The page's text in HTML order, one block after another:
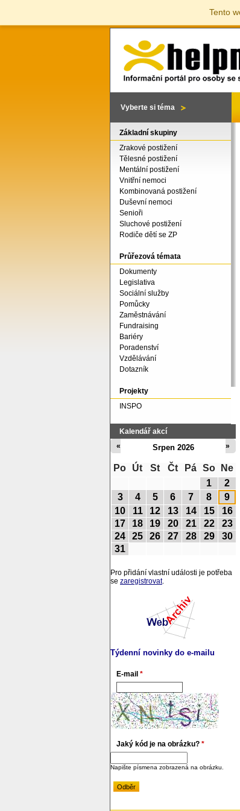
Tento
Vyberte si téma
Základní skupiny
Zrakové postižení
Tělesné postižení
Mentální postižení
Vnitřní nemoci
Kombinovaná postižení
Duševní nemoci
Senioři
Sluchové postižení
Rodiče dětí se ZP
Průřezová témata
Dokumenty
Legislativa
Sociální služby
Pomůcky
Zaměstnávání
Fundraising
Bariéry
Poradenství
Vzdělávání
Dotazník
Projekty
INSPO
Kalendář akcí
Srpen 2026
« »
Po Út St Čt Pá So
Ne
1
2
3
4 5 6 7 8
9
10
11 12 13 14 15
16
17
18 19 20 21 22
23
24
25 26 27 28 29
30
31
Pro přidání vlastní události je potřeba
se zaregistrovat.
Týdenní novinky do e-mailu
E-mail *
Jaký kód je na obrázku? *
Napište písmena zobrazená na obrázku.